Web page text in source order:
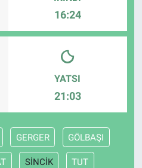
16:24
YATSI
21:03
GERGER GÖLBAŞI
SİNCİK TUT